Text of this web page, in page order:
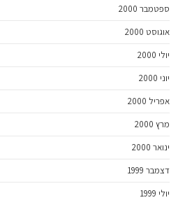
ספטמבר 2000
אוגוסט 2000
יולי 2000
יוני 2000
אפריל 2000
מרץ 2000
ינואר 2000
דצמבר 1999
יולי 1999